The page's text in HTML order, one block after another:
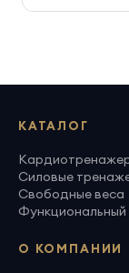
КАТАЛОГ
Силовые
Свободные веса
Функциональный
О КОМПАНИИ